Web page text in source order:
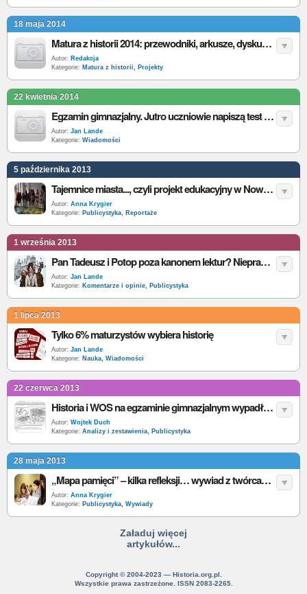
18 maja 2014
Matura z historii 2014: przewodniki, arkusze, dyskusje, giełda pytań
Autor: Redakcja
Kategorie: Matura z historii, Projekty
22 kwietnia 2014
Egzamin gimnazjalny. Jutro uczniowie napiszą test z polskiego, historii i WOS-u
Autor: Jan Lande
Kategorie: Wiadomości
5 października 2013
Tajemnice miasta..., czyli projekt edukacyjny w Nowym Dworze Gdańskim
Autor: Anna Krygier
Kategorie: Publicystyka, Reportaże
1 września 2013
Pan Tadeusz i Potop poza kanonem lektur? Nieprawda! Obie zostają
Autor: Jan Lande
Kategorie: Komentarze i opinie, Publicystyka
1 lipca 2013
Tylko 6% maturzystów wybiera historię
Autor: Jan Lande
Kategorie: Nauka, Wiadomości
22 czerwca 2013
Historia i WOS na egzaminie gimnazjalnym wypadły gorzej niż przed rokiem
Autor: Wojtek Duch
Kategorie: Analizy i zestawienia, Publicystyka
28 maja 2013
„Mapa pamięci” – kilka refleksji… wywiad z twórcami projektu edukacyjnego
Autor: Anna Krygier
Kategorie: Publicystyka, Wywiady
Załaduj więcej
artykułów...
Copyright © 2004-2023 — Historia.org.pl.
Wszystkie prawa zastrzeżone. ISSN 2083-2265.